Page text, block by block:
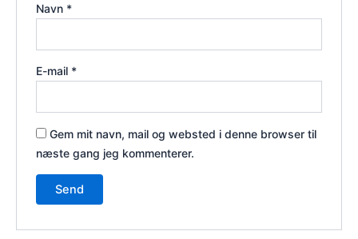
Navn *
E-mail *
Gem mit navn, mail og websted i denne browser til
næste gang jeg kommenterer.